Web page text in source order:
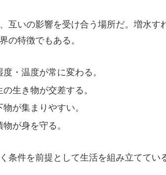
互いの影響を受け合う場所だ。増水す
の特徴でもある。
・温度が常に変わる。
生き物が交差する。
が集まりやすい。
が身を守る。
条件を前提として生活を組み立ててい